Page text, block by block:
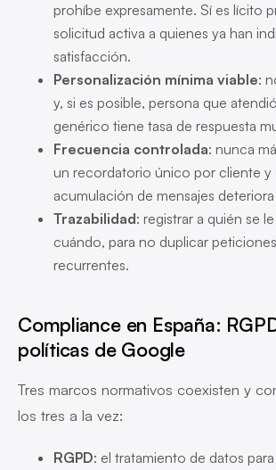
prohíbe expresamente. Sí es lícito
solicitud activa a quienes ya han
satisfacción.
Personalización mínima viable:
y, si es posible, persona que
genérico tiene tasa de respuesta
Frecuencia controlada: nunca
un recordatorio único por cliente y
acumulación de mensajes deteriora
Trazabilidad: registrar a quién se
cuándo, para no duplicar
recurrentes.
Compliance en España:
políticas de Google
Tres marcos normativos coexisten y
los tres a la vez:
RGPD: el tratamiento de datos